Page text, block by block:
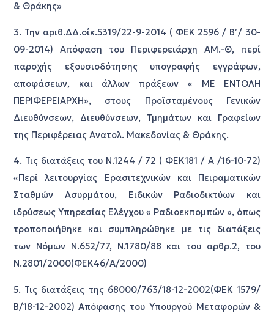
& Θράκης»
3. Την αριθ.ΔΔ.οίκ.5319/22-9-2014 ( ΦΕΚ 2596 / Β΄ / 30-
09-2014) Απόφαση του Περιφερειάρχη ΑΜ.-Θ, περί
παροχής εξουσιοδότησης υπογραφής εγγράφων,
αποφάσεων, και άλλων πράξεων « ΜΕ ΕΝΤΟΛΗ
ΠΕΡΙΦΕΡΕΙΑΡΧΗ», στους Προϊσταμένους Γενικών
Διευθύνσεων, Διευθύνσεων, Τμημάτων και Γραφείων
της Περιφέρειας Ανατολ. Μακεδονίας & Θράκης.
4. Τις διατάξεις του Ν.1244 / 72 ( ΦΕΚ181 / Α /16-10-72)
«Περί λειτουργίας Ερασιτεχνικών και Πειραματικών
Σταθμών Ασυρμάτου, Ειδικών Ραδιοδικτύων και
ιδρύσεως Υπηρεσίας Ελέγχου « Ραδιοεκπομπών », όπως
τροποποιήθηκε και συμπληρώθηκε με τις διατάξεις
των Νόμων Ν.652/77, Ν.1780/88 και του αρθρ.2, του
Ν.2801/2000(ΦΕΚ46/Α/2000)
5. Τις διατάξεις της 68000/763/18-12-2002(ΦΕΚ 1579/
Β/18-12-2002) Απόφασης του Υπουργού Μεταφορών &